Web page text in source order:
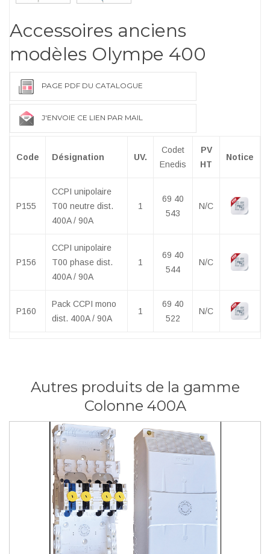
Accessoires anciens
modèles Olympe 400
PAGE PDF DU CATALOGUE
J'ENVOIE CE LIEN PAR MAIL
Code Désignation UV.
Codet
Enedis
PV
HT
Notice
P155
CCPI unipolaire
T00 neutre dist.
400A / 90A
1
69 40
543
N/C
P156
CCPI unipolaire
T00 phase dist.
400A / 90A
1
69 40
544
N/C
P160
Pack CCPI mono
dist. 400A / 90A
1
69 40
522
N/C
Autres produits de la gamme
Colonne 400A